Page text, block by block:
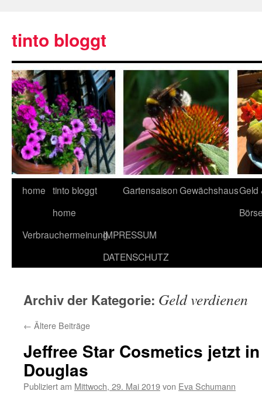
tinto bloggt
home tinto bloggt
home
GartensaisonGewächshausGeld
VerbrauchermeinungIMPRESSUM
DATENSCHUTZ
Archiv der Kategorie: Geld verdienen
← Ältere Beiträge
Jeffree Star Cosmetics jetzt
Douglas
Publiziert am Mittwoch, 29. Mai 2019von Eva Schumann